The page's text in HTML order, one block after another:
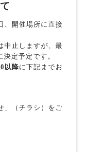
、開催場所に直接
中止しますが、最
定予定です。
以降に下記までお
」（チラシ）をご